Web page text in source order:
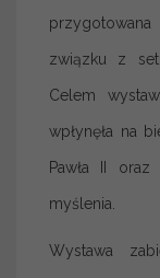
przygotowana
związku z
Celem
wpłynęła na
Pawła II
myślenia.
Wystawa